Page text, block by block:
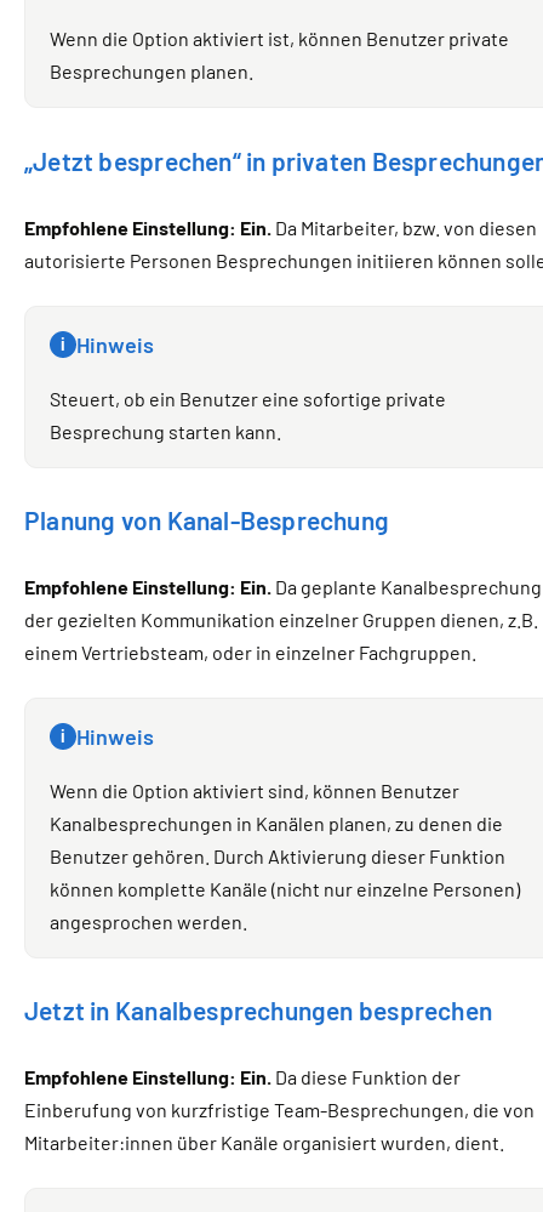
Wenn die Option aktiviert ist, können Benutzer private
Besprechungen planen.
„Jetzt besprechen“ in privaten
Empfohlene Einstellung: Ein. Da Mitarbeiter, bzw. von diesen
autorisierte Personen Besprechungen initiieren können
i Hinweis
Steuert, ob ein Benutzer eine sofortige private
Besprechung starten kann.
Planung von Kanal-Besprechung
Empfohlene Einstellung: Ein. Da geplante
der gezielten Kommunikation einzelner Gruppen dienen, z.B.
einem Vertriebsteam, oder in einzelner Fachgruppen.
i Hinweis
Wenn die Option aktiviert sind, können Benutzer
Kanalbesprechungen in Kanälen planen, zu denen die
Benutzer gehören. Durch Aktivierung dieser Funktion
können komplette Kanäle (nicht nur einzelne Personen)
angesprochen werden.
Jetzt in Kanalbesprechungen besprechen
Empfohlene Einstellung: Ein. Da diese Funktion der
Einberufung von kurzfristige Team-Besprechungen, die von
Mitarbeiter:innen über Kanäle organisiert wurden, dient.